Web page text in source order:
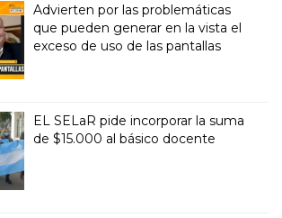
Advierten por las problemáticas
que pueden generar en la vista el
exceso de uso de las pantallas
EL SELaR pide incorporar la suma
de $15.000 al básico docente